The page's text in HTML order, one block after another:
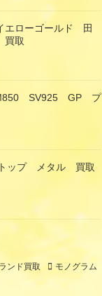
ローゴールド 田
取
SV925 GP プ
ップ メタル 買取
ンド買取 モノグラム